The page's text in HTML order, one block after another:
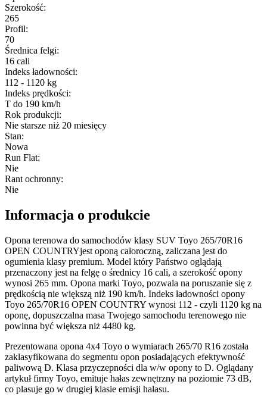
Szerokość:
265
Profil:
70
Średnica felgi:
16 cali
Indeks ładowności:
112 - 1120 kg
Indeks prędkości:
T do 190 km/h
Rok produkcji:
Nie starsze niż 20 miesięcy
Stan:
Nowa
Run Flat:
Nie
Rant ochronny:
Nie
Informacja o produkcie
Opona terenowa do samochodów klasy SUV Toyo 265/70R16
OPEN COUNTRYjest oponą całoroczną, zaliczana jest do
ogumienia klasy premium. Model który Państwo oglądają
przenaczony jest na felgę o średnicy 16 cali, a szerokość opony
wynosi 265 mm. Opona marki Toyo, pozwala na poruszanie się z
prędkością nie większą niż 190 km/h. Indeks ładowności opony
Toyo 265/70R16 OPEN COUNTRY wynosi 112 - czyli 1120 kg na
oponę, dopuszczalna masa Twojego samochodu terenowego nie
powinna być większa niż 4480 kg.
Prezentowana opona 4x4 Toyo o wymiarach 265/70 R16 została
zaklasyfikowana do segmentu opon posiadających efektywność
paliwową D. Klasa przyczepności dla w/w opony to D. Oglądany
artykuł firmy Toyo, emituje hałas zewnętrzny na poziomie 73 dB,
co plasuje go w drugiej klasie emisji hałasu.